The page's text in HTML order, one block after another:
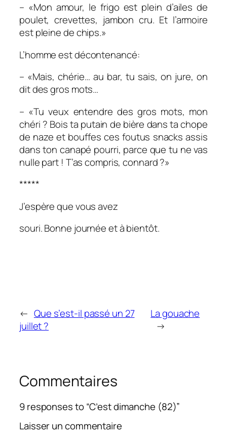
– «Mon amour, le frigo est plein d’ailes de
poulet, crevettes, jambon cru. Et l’armoire
est pleine de chips.»
L’homme est décontenancé:
– «Mais, chérie… au bar, tu sais, on jure, on
dit des gros mots…
– «Tu veux entendre des gros mots, mon
chéri ? Bois ta putain de bière dans ta chope
de naze et bouffes ces foutus snacks assis
dans ton canapé pourri, parce que tu ne vas
nulle part ! T’as compris, connard ?»
*****
J’espère que vous avez
souri. Bonne journée et à bientôt.
← Que s’est-il passé un 27
juillet ?
La gouache
→
Commentaires
9 responses to “C’est dimanche (82)”
Laisser un commentaire